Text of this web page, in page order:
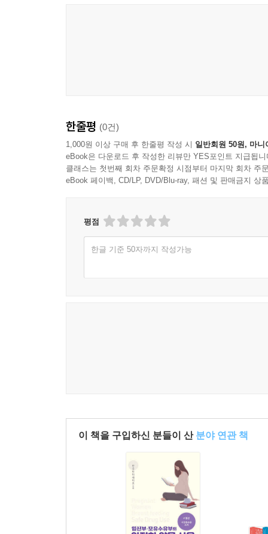
23장 항문질환(치핵, 치열, 치루)
24장 피임
25장 월경이상
26장 갱년기장애
Part 9 / 그 밖의 질환
Part 10 / 영양요법 및 기능개선
38장 프로바이오틱스
39장 가정용 살충제 및 기피제
한줄평 (0건)
1,000원 이상 구매 후 한줄평 작성 시 일반회원 50원, 마니
eBook은 다운로드 후 작성한 리뷰만 YES포인트 지급됩니
클래스는 첫번째 회차 주문확정 시점부터 마지막 회차 주
eBook 페이백, CD/LP, DVD/Blu-ray, 패션 및 판매금지 상
평점
한글 기준 50자까지 작성가능
이 책을 구입하신 분들이 산 분야 연관 책